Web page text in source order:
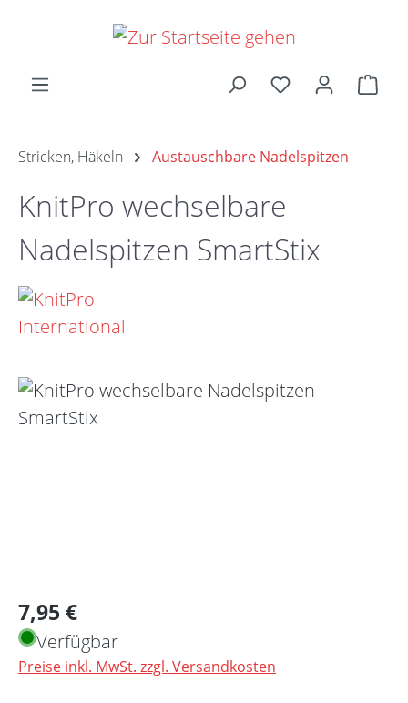
Zum Hauptinhalt springen
Stricken, Häkeln Austauschbare Nadelspitzen
KnitPro wechselbare
Nadelspitzen SmartStix
Bildergalerie überspringen
Regulärer Preis:
7,95 €
Verfügbar
Preise inkl. MwSt. zzgl. Versandkosten